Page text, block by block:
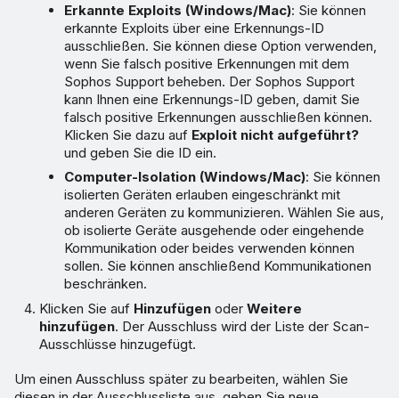
Erkannte Exploits (Windows/Mac): Sie können
erkannte Exploits über eine Erkennungs-ID
ausschließen. Sie können diese Option verwenden,
wenn Sie falsch positive Erkennungen mit dem
Sophos Support beheben. Der Sophos Support
kann Ihnen eine Erkennungs-ID geben, damit Sie
falsch positive Erkennungen ausschließen können.
Klicken Sie dazu auf Exploit nicht aufgeführt?
und geben Sie die ID ein.
Computer-Isolation (Windows/Mac): Sie können
isolierten Geräten erlauben eingeschränkt mit
anderen Geräten zu kommunizieren. Wählen Sie aus,
ob isolierte Geräte ausgehende oder eingehende
Kommunikation oder beides verwenden können
sollen. Sie können anschließend Kommunikationen
beschränken.
Klicken Sie auf Hinzufügen oderWeitere
hinzufügen. Der Ausschluss wird der Liste der Scan-
Ausschlüsse hinzugefügt.
Um einen Ausschluss später zu bearbeiten, wählen Sie